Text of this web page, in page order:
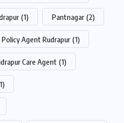
(1) Pantnagar (2)
Policy Agent Rudrapur (1)
Care Agent (1)